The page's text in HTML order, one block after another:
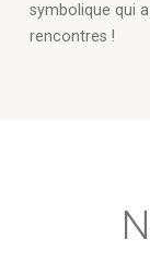
symbolique qui
rencontres !